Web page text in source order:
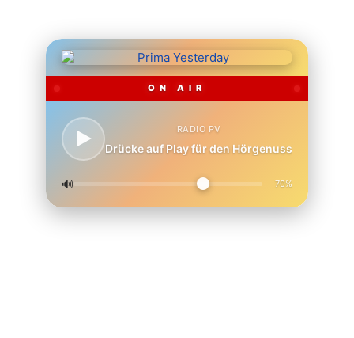
ON AIR
RADIO PV
Drücke auf Play für den Hörgenuss
🔊 70%
MUSIKWUNSCH